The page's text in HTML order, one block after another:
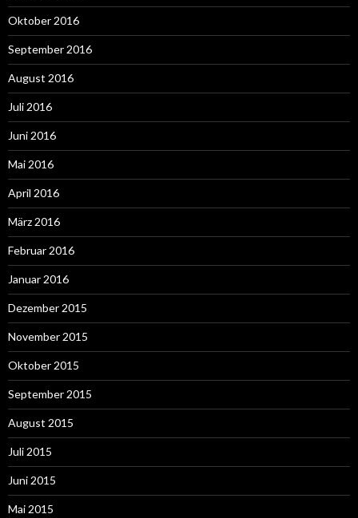
Oktober 2016
September 2016
August 2016
Juli 2016
Juni 2016
Mai 2016
April 2016
März 2016
Februar 2016
Januar 2016
Dezember 2015
November 2015
Oktober 2015
September 2015
August 2015
Juli 2015
Juni 2015
Mai 2015